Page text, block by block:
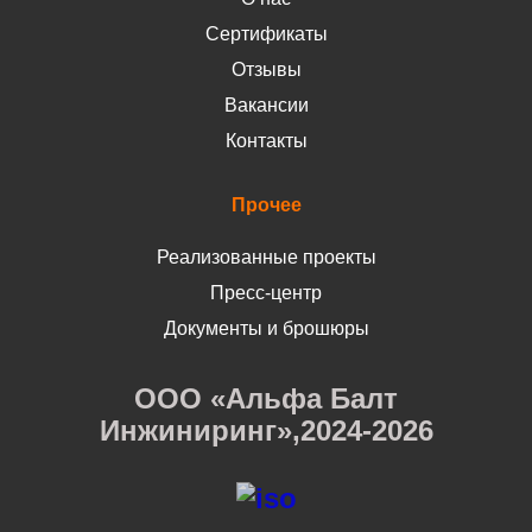
Сертификаты
Отзывы
Вакансии
Контакты
Прочее
Реализованные проекты
Пресс-центр
Документы и брошюры
ООО «Альфа Балт
Инжиниринг»,2024-2026